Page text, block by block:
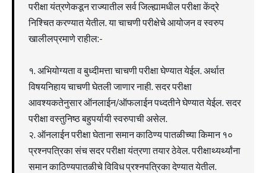
परीक्षा यंत्रणेकडून राज्यातील सर्व जिल्ह्यामधील परीक्षा केंद्रे
निश्चित करण्यात येतील. या चाचणी परीक्षेचे आयोजन व स्वरुप
खालीलप्रमाणे राहील:-
१. अभियोग्यता व बुध्दीमत्ता चाचणी परीक्षा घेण्यात येईल. अर्थात
विषयनिहाय चाचणी घेतली जाणार नाही. सदर परीक्षा
आवश्यकतेनुसार ऑनलाईन/ऑफलाईन पध्दतीने घेण्यात येईल. सदर
परीक्षा वस्तुनिष्ठ बहुपर्यायी स्वरुपाची असेल.
२. ऑनलाईन परीक्षा घेताना समान काठिण्य पातळीच्या किमान १०
प्रश्नपत्रिका संच सदर परीक्षा यंत्रणा तयार ठेवेल. परीक्षाथ्यर्थ्यांना
समान काठिण्यपातळीचे विविध प्रश्नपत्रिका देण्यात येतील.